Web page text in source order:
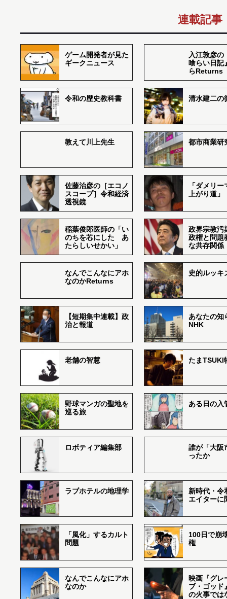
連載記事
ゲーム開発者が見た
ギークニュース
入江敦彦の
喰らい日記
らReturns
令和の歴史教科書 清水建二の
教えて川上先生 都市商業研
佐藤治彦の［エコノ
スコープ］令和経済
透視鏡
「ダメリ
上がり道」
稲葉俊郎医師の「い
のちを芯にした あ
たらしいせかい」
政界宗教汚
政権と問題
な共存関係
なんでこんなにアホ
なのかReturns
史的ルッキ
【短期集中連載】政
治と報道
あなたの知
NHK
老舗の智慧 たまTSUKI
野球マンガの聖地を
巡る旅
ある日の入
ロボティア編集部
誰が「大阪
ったか
ラブホテルの地理学
新時代・令
エイターに
「風化」するカルト
問題
100日で崩
権
なんでこんなにアホ
なのか
映画『グレ
ブ・ゴッド
の火事では